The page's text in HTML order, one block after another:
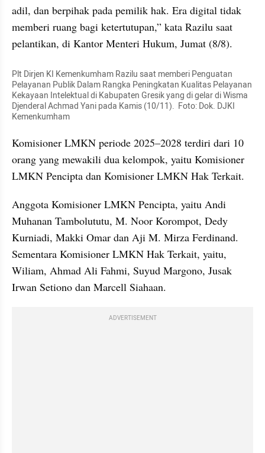
adil, dan berpihak pada pemilik hak. Era digital tidak
memberi ruang bagi ketertutupan,” kata Razilu saat
pelantikan, di Kantor Menteri Hukum, Jumat (8/8).
Plt Dirjen KI Kemenkumham Razilu saat memberi Penguatan
Pelayanan Publik Dalam Rangka Peningkatan Kualitas Pelayanan
Kekayaan Intelektual di Kabupaten Gresik yang di gelar di Wisma
Djenderal Achmad Yani pada Kamis (10/11).  Foto: Dok. DJKI
Kemenkumham
Komisioner LMKN periode 2025–2028 terdiri dari 10
orang yang mewakili dua kelompok, yaitu Komisioner
LMKN Pencipta dan Komisioner LMKN Hak Terkait.
Anggota Komisioner LMKN Pencipta, yaitu Andi
Muhanan Tambolututu, M. Noor Korompot, Dedy
Kurniadi, Makki Omar dan Aji M. Mirza Ferdinand.
Sementara Komisioner LMKN Hak Terkait, yaitu,
Wiliam, Ahmad Ali Fahmi, Suyud Margono, Jusak
Irwan Setiono dan Marcell Siahaan.
ADVERTISEMENT